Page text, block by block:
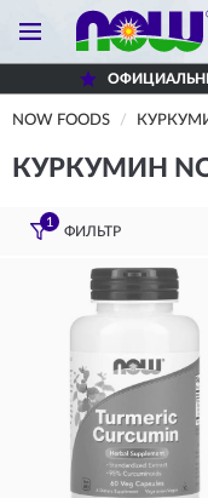
NOW FOODS
КУРКУМИН
1
ФИЛЬТР